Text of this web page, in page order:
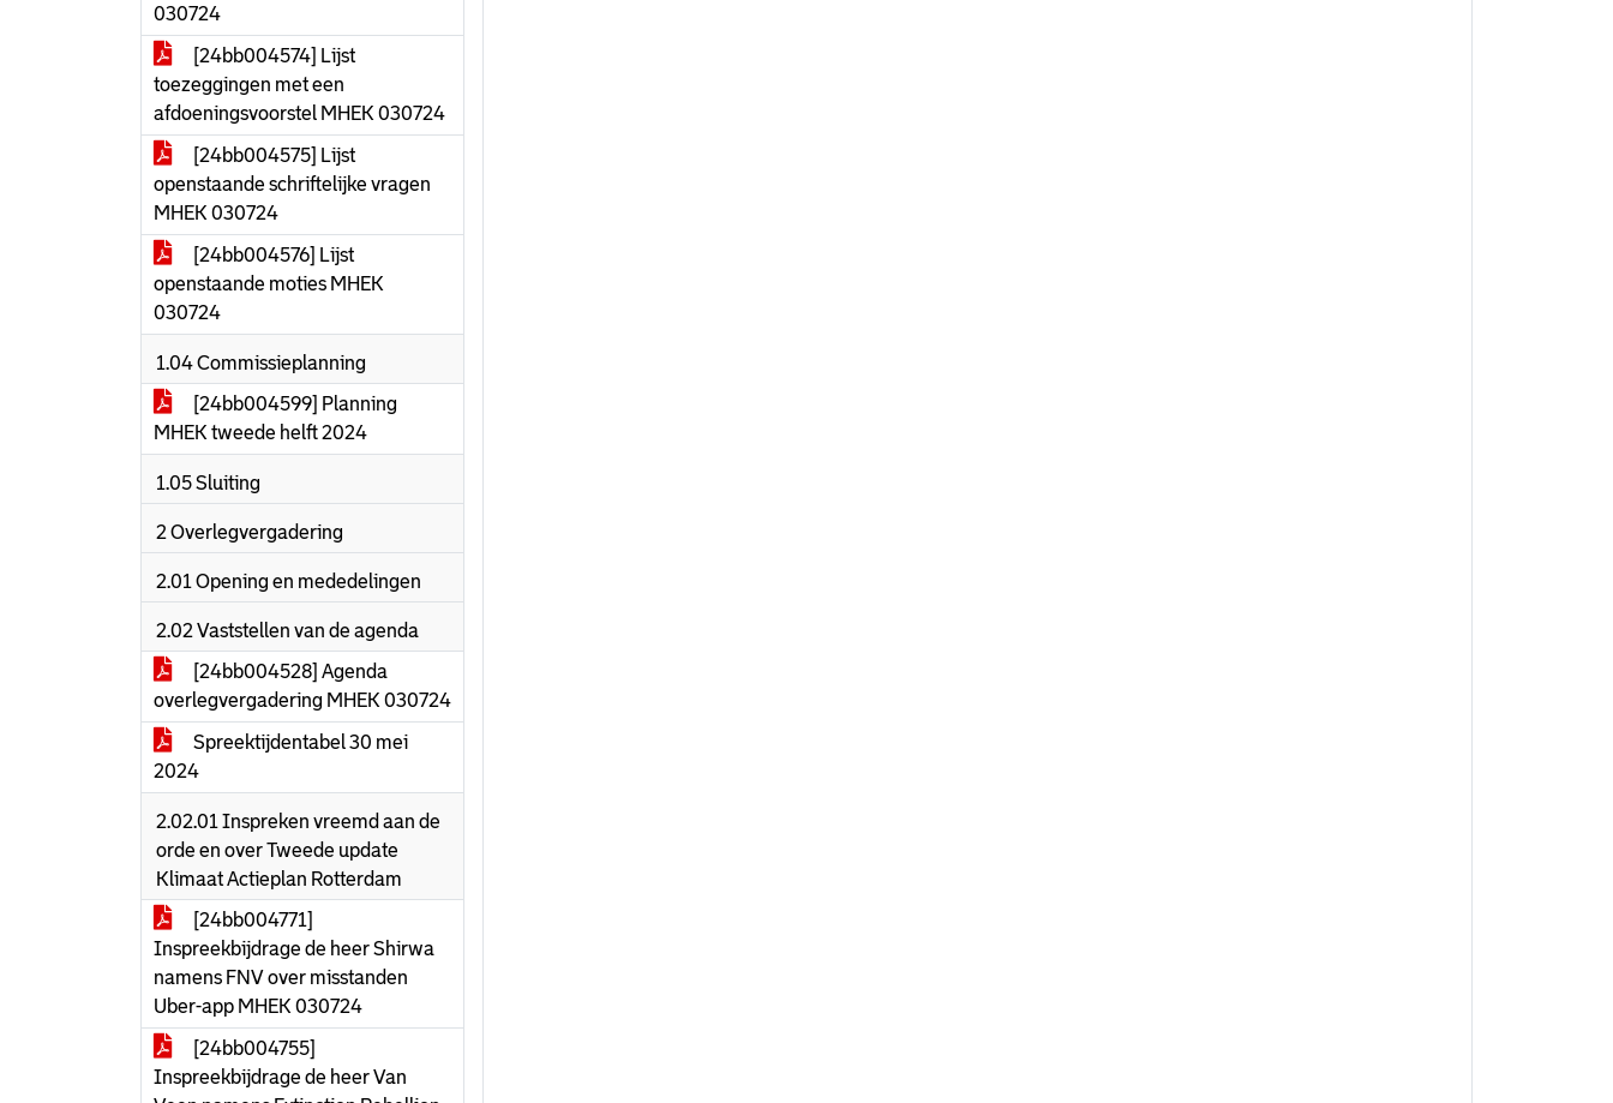
030724
[24bb004574] Lijst
toezeggingen met een
afdoeningsvoorstel MHEK 030724
[24bb004575] Lijst
openstaande schriftelijke vragen
MHEK 030724
[24bb004576] Lijst
openstaande moties MHEK
030724
1.04 Commissieplanning
[24bb004599] Planning
MHEK tweede helft 2024
1.05 Sluiting
2 Overlegvergadering
2.01 Opening en mededelingen
2.02 Vaststellen van de agenda
[24bb004528] Agenda
overlegvergadering MHEK 030724
Spreektijdentabel 30 mei
2024
2.02.01 Inspreken vreemd aan de
orde en over Tweede update
Klimaat Actieplan Rotterdam
[24bb004771]
Inspreekbijdrage de heer Shirwa
namens FNV over misstanden
Uber-app MHEK 030724
[24bb004755]
Inspreekbijdrage de heer Van